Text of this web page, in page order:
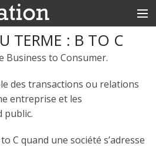
TERME : B TO C
Business to Consumer.
des transactions ou relations
entreprise et les
public.
C quand une société s’adresse